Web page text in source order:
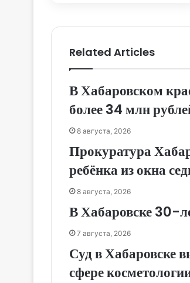
Related Articles
В Хабаровском
более 34 млн
8 августа, 2026
Прокуратура
ребёнка из окна
8 августа, 2026
В Хабаровске 30-
7 августа, 2026
Суд в Хабаровске
сфере